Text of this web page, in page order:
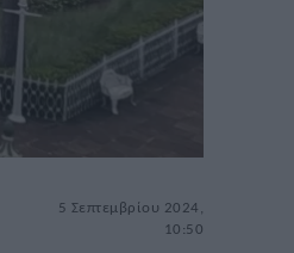
5 Σεπτεμβρίου 2024,
10:50